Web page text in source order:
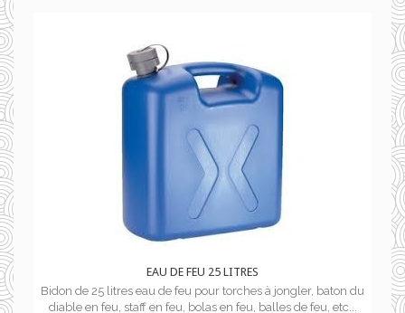
EAU DE FEU 25 LITRES
Bidon de 25 litres eau de feu pour torches à jongler, baton du
diable en feu, staff en feu, bolas en feu, balles de feu, etc...